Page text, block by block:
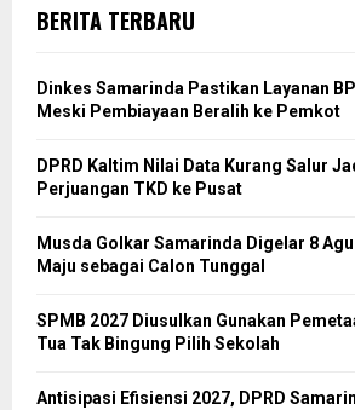
BERITA TERBARU
Dinkes Samarinda Pastikan Layanan
Meski Pembiayaan Beralih ke Pemkot
DPRD Kaltim Nilai Data Kurang Salur
Perjuangan TKD ke Pusat
Musda Golkar Samarinda Digelar 8
Maju sebagai Calon Tunggal
SPMB 2027 Diusulkan Gunakan
Tua Tak Bingung Pilih Sekolah
Antisipasi Efisiensi 2027, DPRD